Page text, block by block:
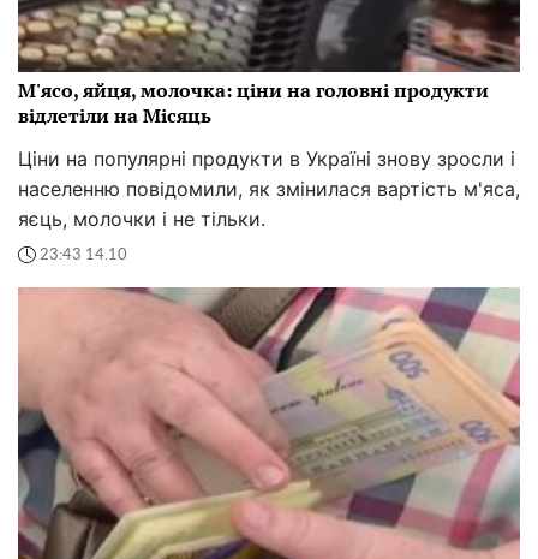
М'ясо, яйця, молочка: ціни на головні продукти
відлетіли на Місяць
Ціни на популярні продукти в Україні знову зросли і
населенню повідомили, як змінилася вартість м'яса,
яєць, молочки і не тільки.
23:43 14.10